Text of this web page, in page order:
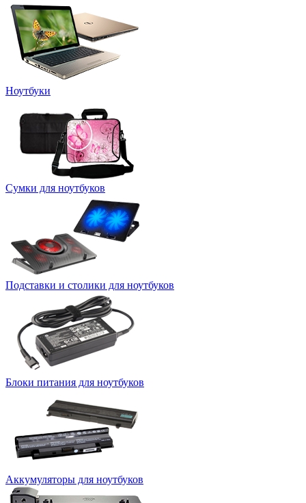
Ноутбуки
Сумки для ноутбуков
Подставки и столики для ноутбуков
Блоки питания для ноутбуков
Аккумуляторы для ноутбуков